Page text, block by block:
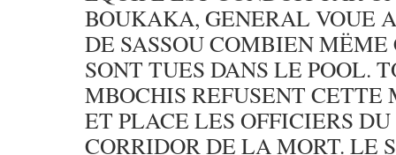
BOUKAKA, GENERAL VOUE
DE SASSOU COMBIEN MËME
SONT TUES DANS LE POOL.
MBOCHIS REFUSENT CETTE
ET PLACE LES OFFICIERS
CORRIDOR DE LA MORT. LE